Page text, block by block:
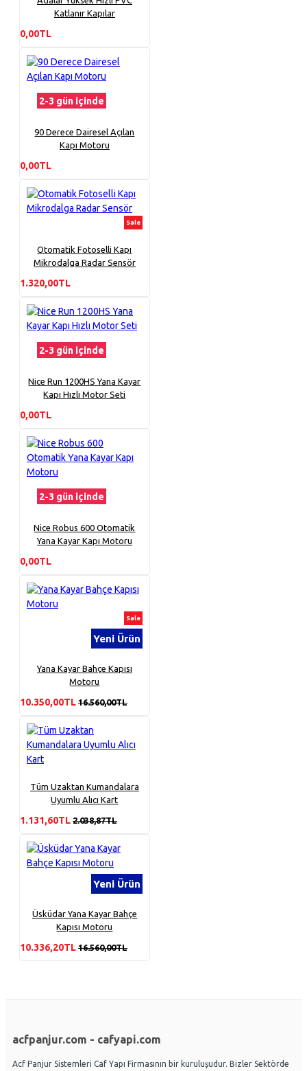
Katlanır Kapılar
0,00TL
2-3 gün içinde
90 Derece Dairesel Açılan
Kapı Motoru
0,00TL
Sale
Otomatik Fotoselli Kapı
Mikrodalga Radar Sensör
1.320,00TL
2-3 gün içinde
Nice Run 1200HS Yana Kayar
Kapı Hızlı Motor Seti
0,00TL
2-3 gün içinde
Nice Robus 600 Otomatik
Yana Kayar Kapı Motoru
0,00TL
Sale
Yeni Ürün
Yana Kayar Bahçe Kapısı
Motoru
10.350,00TL 16.560,00TL
Tüm Uzaktan Kumandalara
Uyumlu Alıcı Kart
1.131,60TL 2.038,87TL
Yeni Ürün
Üsküdar Yana Kayar Bahçe
Kapısı Motoru
10.336,20TL 16.560,00TL
acfpanjur.com - cafyapi.com
Acf Panjur Sistemleri Caf Yapı Firmasının bir kuruluşudur. Bizler Sektörde